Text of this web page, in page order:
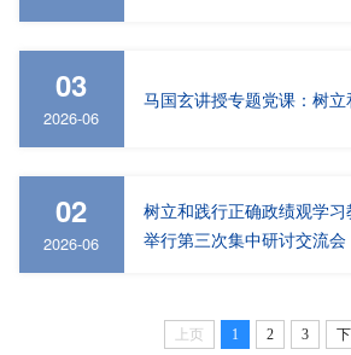
03
2026-06
马国玄讲授专题党课：树
02
2026-06
树立和践行正确政绩观学
举行第三次集中研讨交流会
上页 1 2 3